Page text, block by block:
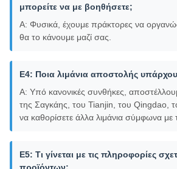
μπορείτε να με βοηθήσετε;
Α: Φυσικά, έχουμε πράκτορες να
θα το κάνουμε μαζί σας.
Ε4: Ποια λιμάνια αποστολής
Α: Υπό κανονικές συνθήκες,
της Σαγκάης, του Tianjin, του Qingdao,
να καθορίσετε άλλα λιμάνια σύμφωνα με
Ε5: Τι γίνεται με τις πληροφορίες